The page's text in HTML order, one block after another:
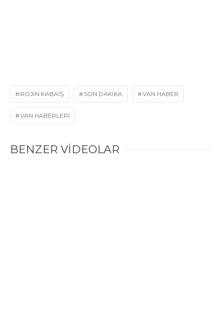
ROJIN KABAIŞ SON DAKIKA VAN HABER
VAN HABERLERI
BENZER VİDEOLAR